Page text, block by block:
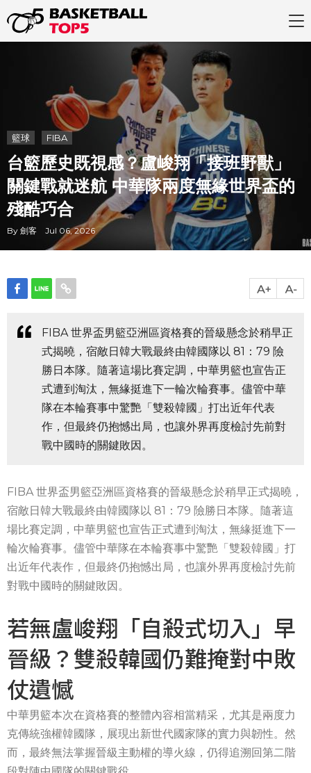
籃球 FIBA
台籃歷史既視感？盧峻翔「接班野獸」
關鍵戰就迷航 中華隊兩度無緣世界盃的
殘酷巧合
By 劍客 Jul 06, 2026
FIBA 世界盃男籃亞洲區資格賽的晉級懸念於稍早正
式揭曉，宿敵日韓大戰最終由韓國隊以 81：79 險
勝日本隊。隨著這場比賽定調，中華男籃也宣告正
式遭到淘汰，無緣挺進下一輪次輪賽事。儘管中華
隊在本輪賽事中驚艷「雙殺韓國」打出近年代表
作，但最終仍抱憾出局，也讓外界再度檢討先前對
戰中國時的關鍵敗因。
FIBA 世界盃男籃亞洲區資格賽的晉級懸念於稍早正式揭曉，
宿敵日韓大戰最終由韓國隊以 81：79 險勝日本隊。隨著這
場比賽定調，中華男籃也宣告正式遭到淘汰，無緣挺進下一
輪次輪賽事。儘管中華隊在本輪賽事中驚艷「雙殺韓國」打
出近年代表作，但最終仍抱憾出局，也讓外界再度檢討先前
對戰中國時的關鍵敗因。
若無盧峻翔「自殺式切入」早
晉級？雙殺韓國仍難掩對中敗
仗遺憾
中華男籃本次在資格賽的整體內容相當精采，尤其是兩度力
克傳統強權韓國隊，展現出新世代國家隊的實力與韌性。然
而，最終無法掌握晉級主動權的導火線，仍得追溯回第二階